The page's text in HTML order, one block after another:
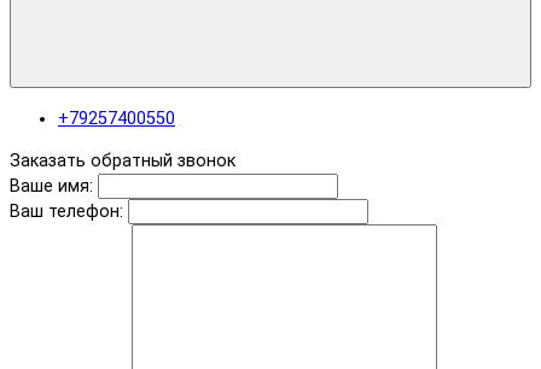
+79257400550
Заказать обратный звонок
Ваше имя:
Ваш телефон: